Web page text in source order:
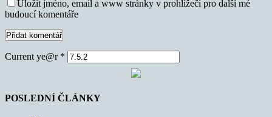
Uložit jméno, email a www stránky v prohlížeči pro další mé
budoucí komentáře
Current ye@r *
POSLEDNÍ ČLÁNKY